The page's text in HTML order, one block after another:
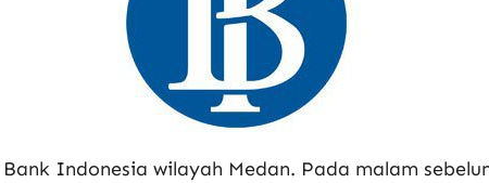
Indonesia wilayah Medan. Pada malam